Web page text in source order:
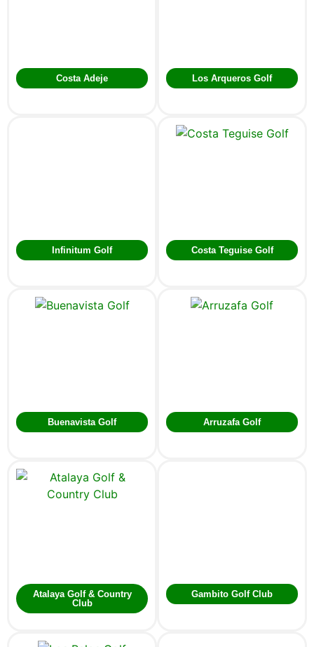
Costa Adeje Los Arqueros Golf
Infinitum Golf Costa Teguise Golf
Buenavista Golf Arruzafa Golf
Atalaya Golf & Country
Club
Gambito Golf Club